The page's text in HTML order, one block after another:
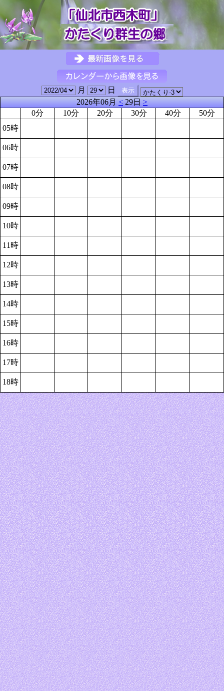
月
日
2026年06月<29日>
0分
10分 20分 30分 40分
50分
05時
06時
07時
08時
09時
10時
11時
12時
13時
14時
15時
16時
17時
18時